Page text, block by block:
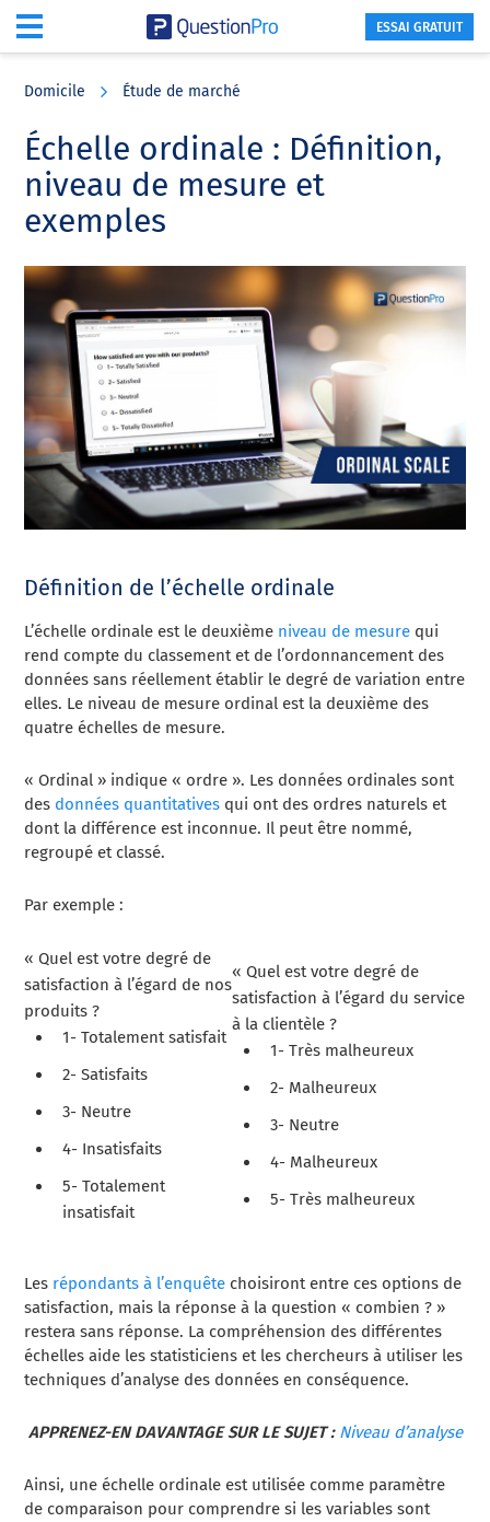
content
sidebar
ESSAI GRATUIT
Domicile Étude de marché
Échelle ordinale : Définition,
niveau de mesure et
exemples
Définition de l’échelle ordinale
L’échelle ordinale est le deuxième niveau de mesure qui
rend compte du classement et de l’ordonnancement des
données sans réellement établir le degré de variation entre
elles. Le niveau de mesure ordinal est la deuxième des
quatre échelles de mesure.
« Ordinal » indique « ordre ». Les données ordinales sont
des données quantitatives qui ont des ordres naturels et
dont la différence est inconnue. Il peut être nommé,
regroupé et classé.
Par exemple :
« Quel est votre degré de
satisfaction à l’égard de nos
produits ?
1- Totalement satisfait
2- Satisfaits
3- Neutre
4- Insatisfaits
5- Totalement
insatisfait
« Quel est votre degré de
satisfaction à l’égard du service
à la clientèle ?
1- Très malheureux
2- Malheureux
3- Neutre
4- Malheureux
5- Très malheureux
Les répondants à l’enquête choisiront entre ces options de
satisfaction, mais la réponse à la question « combien ? »
restera sans réponse. La compréhension des différentes
échelles aide les statisticiens et les chercheurs à utiliser les
techniques d’analyse des données en conséquence.
APPRENEZ-EN DAVANTAGE SUR LE SUJET : Niveau d’analyse
Ainsi, une échelle ordinale est utilisée comme paramètre
de comparaison pour comprendre si les variables sont